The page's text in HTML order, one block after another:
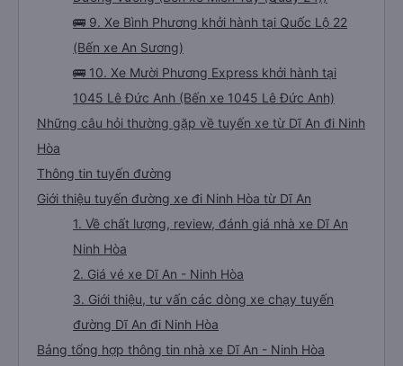
🚌 9. Xe Bình Phương khởi hành tại Quốc Lộ 22
(Bến xe An Sương)
🚌 10. Xe Mười Phương Express khởi hành tại
1045 Lê Đức Anh (Bến xe 1045 Lê Đức Anh)
Những câu hỏi thường gặp về tuyến xe từ Dĩ An đi Ninh
Hòa
Thông tin tuyến đường
Giới thiệu tuyến đường xe đi Ninh Hòa từ Dĩ An
1. Về chất lượng, review, đánh giá nhà xe Dĩ An
Ninh Hòa
2. Giá vé xe Dĩ An - Ninh Hòa
3. Giới thiệu, tư vấn các dòng xe chạy tuyến
đường Dĩ An đi Ninh Hòa
Bảng tổng hợp thông tin nhà xe Dĩ An - Ninh Hòa